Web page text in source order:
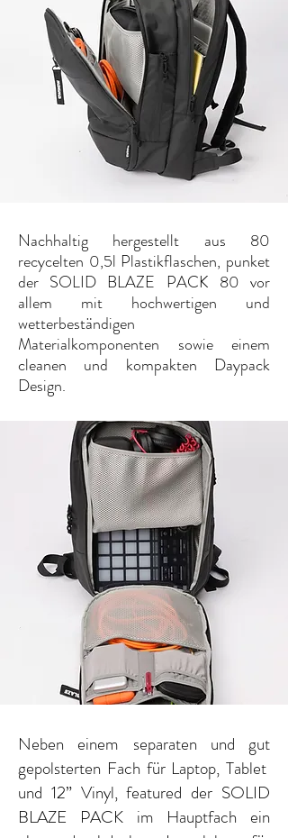
Nachhaltig hergestellt aus 80
recycelten 0,5l Plastikflaschen, punket
der SOLID BLAZE PACK 80 vor
allem mit hochwertigen und
wetterbeständigen
Materialkomponenten sowie einem
cleanen und kompakten Daypack
Design.
Neben einem separaten und gut
gepolsterten Fach für Laptop, Tablet
und 12” Vinyl, featured der SOLID
BLAZE PACK im Hauptfach ein